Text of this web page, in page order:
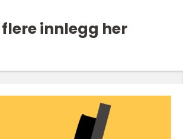
flere innlegg her